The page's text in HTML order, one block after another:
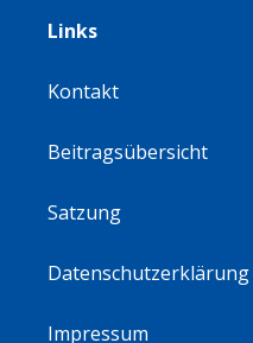
Links
Kontakt
Beitragsübersicht
Satzung
Datenschutzerklärung
Impressum